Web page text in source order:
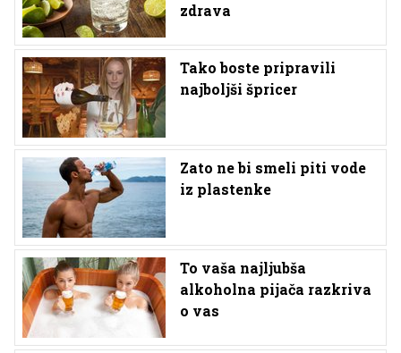
zdrava
Tako boste pripravili
najboljši špricer
Zato ne bi smeli piti vode
iz plastenke
To vaša najljubša
alkoholna pijača razkriva
o vas